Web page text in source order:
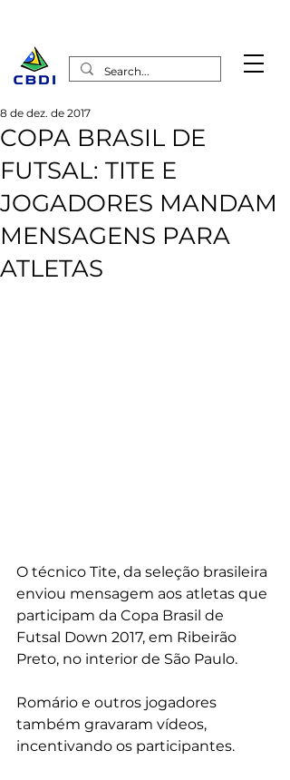
COPA BRASIL DE
FUTSAL: TITE E
JOGADORES MANDAM
MENSAGENS PARA
ATLETAS
8 de dez. de 2017
O técnico Tite, da seleção brasileira
enviou mensagem aos atletas que
participam da Copa Brasil de
Futsal Down 2017, em Ribeirão
Preto, no interior de São Paulo.
Romário e outros jogadores
também gravaram vídeos,
incentivando os participantes.